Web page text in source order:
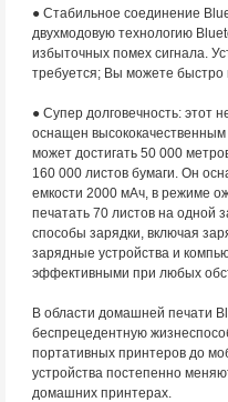
● Стабильное соединение
двухмодовую технологию
избыточных помех сигнала.
требуется; Вы можете быстро
● Супер долговечность:
оснащен
может достигать 50 000
160 000 листов бумаги. Он
емкости 2000 мАч, в режиме
печатать 70 листов на одной
способы зарядки, включая
зарядные устройства и
эффективными при любых
В области домашней печати
беспрецедентную
портативных принтеров до
устройства постепенно
домашних принтерах.